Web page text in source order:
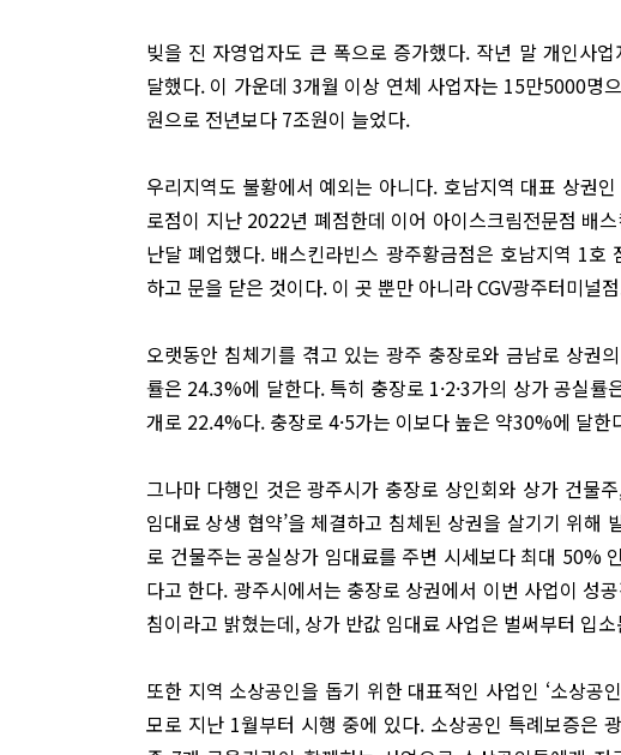
빚을 진 자영업자도 큰 폭으로 증가했다. 작년 말 개인사
달했다. 이 가운데 3개월 이상 연체 사업자는 15만5000명
원으로 전년보다 7조원이 늘었다.
우리지역도 불황에서 예외는 아니다. 호남지역 대표 상권
로점이 지난 2022년 폐점한데 이어 아이스크림전문점 배
난달 폐업했다. 배스킨라빈스 광주황금점은 호남지역 1
하고 문을 닫은 것이다. 이 곳 뿐만 아니라 CGV광주터미널
오랫동안 침체기를 겪고 있는 광주 충장로와 금남로 상권
률은 24.3%에 달한다. 특히 충장로 1·2·3가의 상가 공실
개로 22.4%다. 충장로 4·5가는 이보다 높은 약30%에 달한
그나마 다행인 것은 광주시가 충장로 상인회와 상가 건물
임대료 상생 협약’을 체결하고 침체된 상권을 살기기 위해
로 건물주는 공실상가 임대료를 주변 시세보다 최대 50%
다고 한다. 광주시에서는 충장로 상권에서 이번 사업이 성
침이라고 밝혔는데, 상가 반값 임대료 사업은 벌써부터 입
또한 지역 소상공인을 돕기 위한 대표적인 사업인 ‘소상공
모로 지난 1월부터 시행 중에 있다. 소상공인 특례보증은